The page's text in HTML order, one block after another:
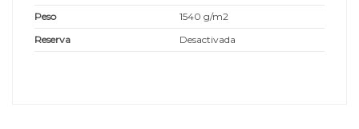
Peso
1540 g/m2
Reserva
Desactivada